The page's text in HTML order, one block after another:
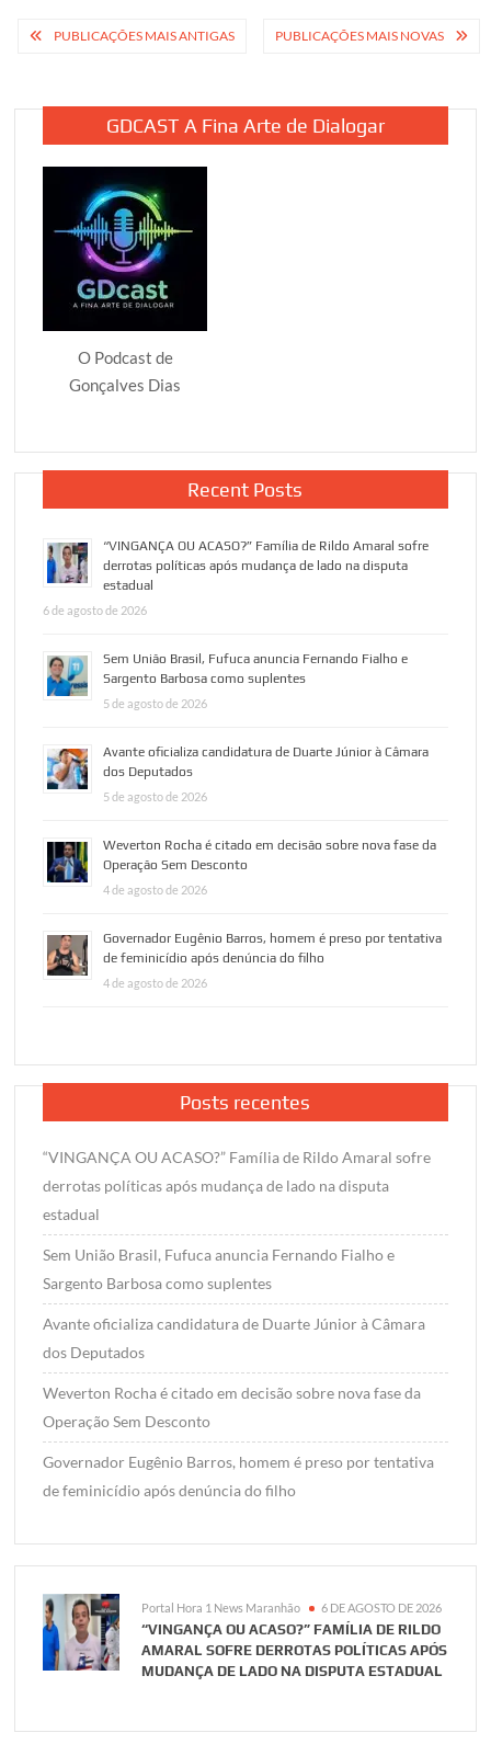
com
apresentações
Navegação
posts
PUBLICAÇÕES MAIS ANTIGAS PUBLICAÇÕES MAIS NOVAS
GDCAST A Fina Arte de Dialogar
O Podcast de
Gonçalves Dias
Recent Posts
“VINGANÇA OU ACASO?” Família de Rildo Amaral sofre
derrotas políticas após mudança de lado na disputa
estadual
6 de agosto de 2026
Sem União Brasil, Fufuca anuncia Fernando Fialho e
Sargento Barbosa como suplentes
5 de agosto de 2026
Avante oficializa candidatura de Duarte Júnior à Câmara
dos Deputados
5 de agosto de 2026
Weverton Rocha é citado em decisão sobre nova fase da
Operação Sem Desconto
4 de agosto de 2026
Governador Eugênio Barros, homem é preso por tentativa
de feminicídio após denúncia do filho
4 de agosto de 2026
Posts recentes
“VINGANÇA OU ACASO?” Família de Rildo Amaral sofre
derrotas políticas após mudança de lado na disputa
estadual
Sem União Brasil, Fufuca anuncia Fernando Fialho e
Sargento Barbosa como suplentes
Avante oficializa candidatura de Duarte Júnior à Câmara
dos Deputados
Weverton Rocha é citado em decisão sobre nova fase da
Operação Sem Desconto
Governador Eugênio Barros, homem é preso por tentativa
de feminicídio após denúncia do filho
Portal Hora 1 News Maranhão 6 DE AGOSTO DE 2026
“VINGANÇA OU ACASO?” FAMÍLIA DE RILDO
AMARAL SOFRE DERROTAS POLÍTICAS APÓS
MUDANÇA DE LADO NA DISPUTA ESTADUAL